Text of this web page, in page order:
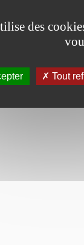
des
Tout